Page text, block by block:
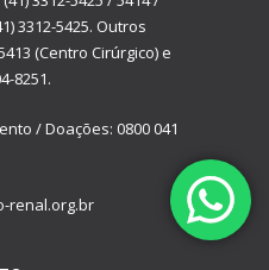
3312-5425. Outros
(Centro Cirúrgico) e
8251.
/ Doações: 0800 041
renal.org.br